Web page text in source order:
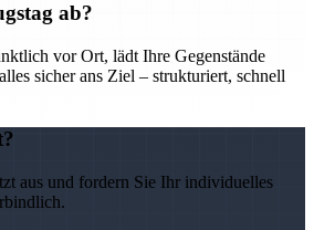
ab?
vor Ort, lädt Ihre Gegenstände
sicher ans Ziel – strukturiert, schnell
aus und fordern Sie Ihr individuelles